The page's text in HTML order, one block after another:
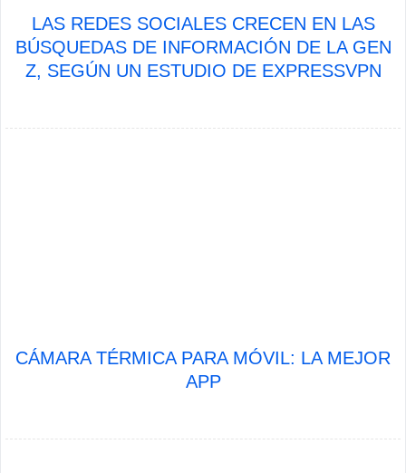
LAS REDES SOCIALES CRECEN EN LAS
BÚSQUEDAS DE INFORMACIÓN DE LA GEN
Z, SEGÚN UN ESTUDIO DE EXPRESSVPN
CÁMARA TÉRMICA PARA MÓVIL: LA MEJOR
APP